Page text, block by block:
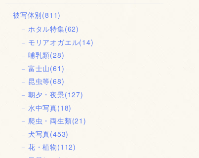
被写体別(811)
ホタル特集(62)
モリアオガエル(14)
哺乳類(28)
富士山(61)
昆虫等(68)
朝夕・夜景(127)
水中写真(18)
爬虫・両生類(21)
犬写真(453)
花・植物(112)